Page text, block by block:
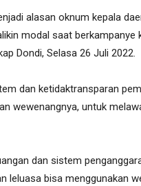
alasan oknum kepala
modal saat berkampanye
Dondi, Selasa 26 Juli 2022.
dan ketidaktransparan
wewenangnya, untuk
dan sistem
leluasa bisa menggunakan